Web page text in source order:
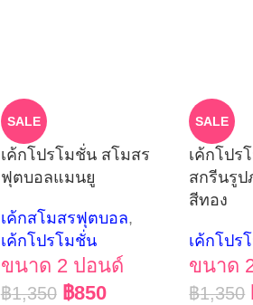
SALE
เค้กโปรโมชั่น สโมสร
ฟุตบอลแมนยู
เค้กสโมสรฟุตบอล,
เค้กโปรโมชั่น
ขนาด 2 ปอนด์
฿1,350 ฿850
SALE
เค้กโปร
สกรีนรูป
สีทอง
เค้กโปร
ขนาด
฿1,350